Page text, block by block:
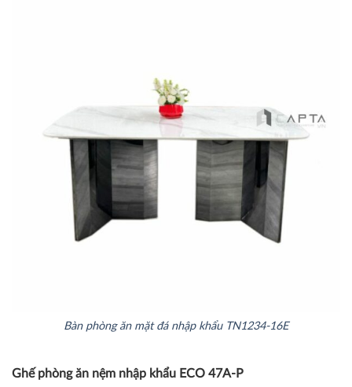
Bàn phòng ăn mặt đá nhập khẩu TN1234-16E
Ghế phòng ăn nệm nhập khẩu ECO 47A-P